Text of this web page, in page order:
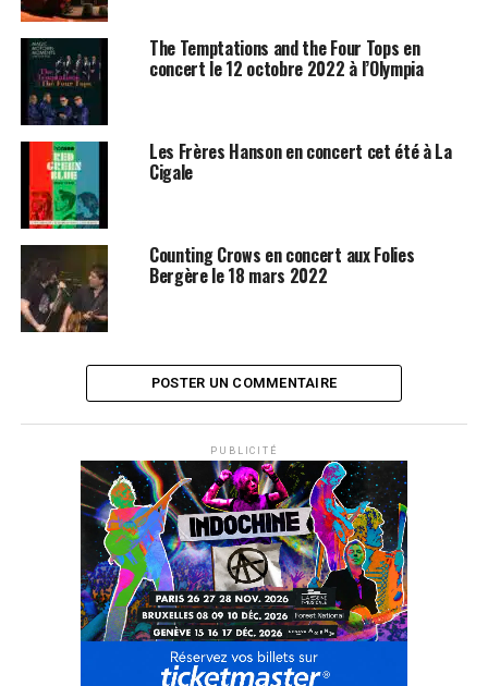
The Temptations and the Four Tops en
concert le 12 octobre 2022 à l’Olympia
Les Frères Hanson en concert cet été à La
Cigale
Counting Crows en concert aux Folies
Bergère le 18 mars 2022
POSTER UN COMMENTAIRE
PUBLICITÉ